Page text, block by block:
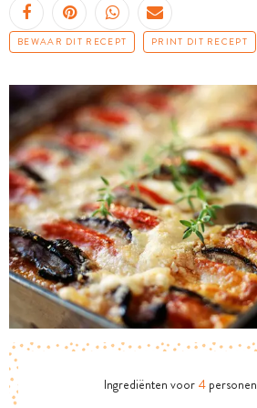
BEWAAR DIT RECEPT PRINT DIT RECEPT
Ingrediënten voor 4 personen